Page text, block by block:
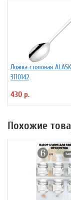
Ложка столовая
3110142
430 р.
Похожие